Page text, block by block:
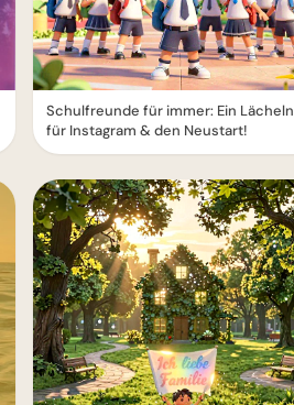
Schulfreunde für immer: Ein Lächeln
für Instagram & den Neustart!